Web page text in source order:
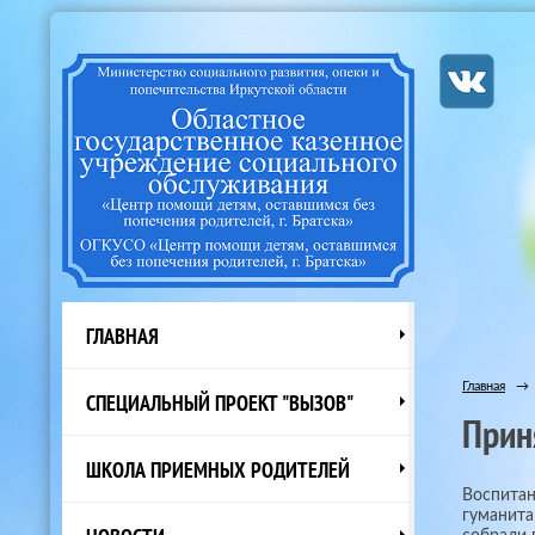
ГЛАВНАЯ
СПЕЦИАЛЬНЫЙ ПРОЕКТ "ВЫЗОВ"
ШКОЛА ПРИЕМНЫХ РОДИТЕЛЕЙ
Главная →